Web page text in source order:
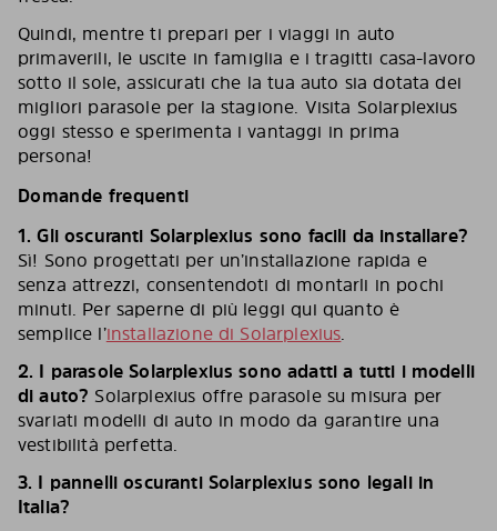
Quindi, mentre ti prepari per i viaggi in auto
primaverili, le uscite in famiglia e i tragitti casa-lavoro
sotto il sole, assicurati che la tua auto sia dotata dei
migliori parasole per la stagione. Visita Solarplexius
oggi stesso e sperimenta i vantaggi in prima
persona!
Domande frequenti
1.Gli oscuranti Solarplexius sono facili da installare?
Sì! Sono progettati per un’installazione rapida e
senza attrezzi, consentendoti di montarli in pochi
minuti. Per saperne di più leggi qui quanto è
semplice l’installazione di Solarplexius.
2. I parasole Solarplexius sono adatti a tutti i modelli
di auto? Solarplexius offre parasole su misura per
svariati modelli di auto in modo da garantire una
vestibilità perfetta.
3. I pannelli oscuranti Solarplexius sono legali in
Italia?